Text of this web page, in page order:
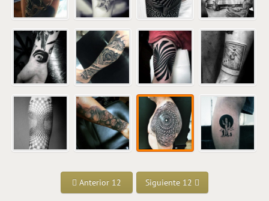
Anterior 12 Siguiente 12